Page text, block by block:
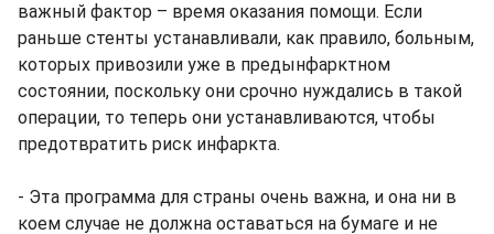
важный фактор – время оказания помощи. Если
раньше стенты устанавливали, как правило, больным,
которых привозили уже в предынфарктном
состоянии, поскольку они срочно нуждались в такой
операции, то теперь они устанавливаются, чтобы
предотвратить риск инфаркта.
- Эта программа для страны очень важна, и она ни в
коем случае не должна оставаться на бумаге и не